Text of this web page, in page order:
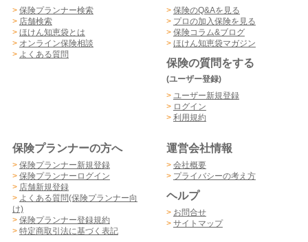
> 保険プランナー検索
> 店舗検索
> ほけん知恵袋とは
> オンライン保険相談
> よくある質問
> 保険のQ&Aを見る
> プロの加入保険を見る
> 保険コラム&ブログ
> ほけん知恵袋マガジン
保険の質問をする
(ユーザー登録)
> ユーザー新規登録
> ログイン
> 利用規約
保険プランナーの方へ
> 保険プランナー新規登録
> 保険プランナーログイン
> 店舗新規登録
> よくある質問(保険プランナー向
け)
> 保険プランナー登録規約
> 特定商取引法に基づく表記
運営会社情報
> 会社概要
> プライバシーの考え方
ヘルプ
> お問合せ
> サイトマップ